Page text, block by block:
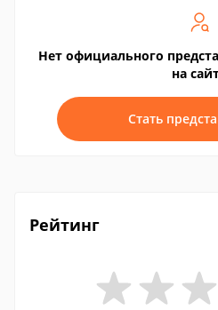
Нет официального
на
Стать
Рейтинг